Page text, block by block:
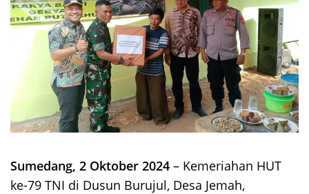
Sumedang, 2 Oktober 2024 – Kemeriahan HUT
ke-79 TNI di Dusun Burujul, Desa Jemah,